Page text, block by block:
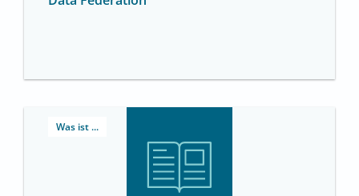
Was ist ...